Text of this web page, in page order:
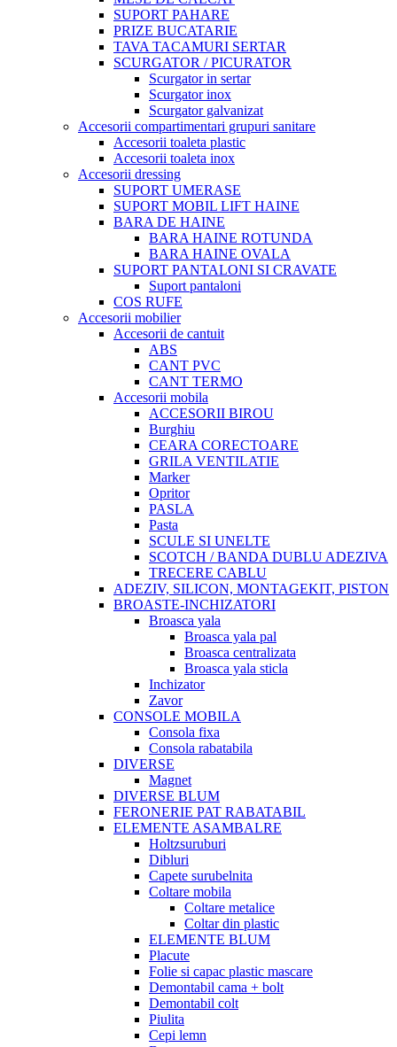
SUPORT PAHARE
PRIZE BUCATARIE
TAVA TACAMURI SERTAR
SCURGATOR / PICURATOR
Scurgator in sertar
Scurgator inox
Scurgator galvanizat
Accesorii compartimentari grupuri sanitare
Accesorii toaleta plastic
Accesorii toaleta inox
Accesorii dressing
SUPORT UMERASE
SUPORT MOBIL LIFT HAINE
BARA DE HAINE
BARA HAINE ROTUNDA
BARA HAINE OVALA
SUPORT PANTALONI SI CRAVATE
Suport pantaloni
COS RUFE
Accesorii mobilier
Accesorii de cantuit
ABS
CANT PVC
CANT TERMO
Accesorii mobila
ACCESORII BIROU
Burghiu
CEARA CORECTOARE
GRILA VENTILATIE
Marker
Opritor
PASLA
Pasta
SCULE SI UNELTE
SCOTCH / BANDA DUBLU ADEZIVA
TRECERE CABLU
ADEZIV, SILICON, MONTAGEKIT, PISTON
BROASTE-INCHIZATORI
Broasca yala
Broasca yala pal
Broasca centralizata
Broasca yala sticla
Inchizator
Zavor
CONSOLE MOBILA
Consola fixa
Consola rabatabila
DIVERSE
Magnet
DIVERSE BLUM
FERONERIE PAT RABATABIL
ELEMENTE ASAMBALRE
Holtzsuruburi
Dibluri
Capete surubelnita
Coltare mobila
Coltare metalice
Coltar din plastic
ELEMENTE BLUM
Placute
Folie si capac plastic mascare
Demontabil cama + bolt
Demontabil colt
Piulita
Cepi lemn